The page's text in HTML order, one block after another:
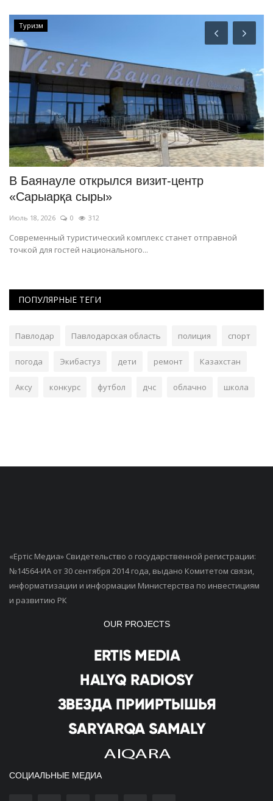
Туризм
В Баянауле открылся визит-центр
«Сарыарқа сыры»
Июль 18, 2026 0 312
Современный туристический комплекс станет отправной
точкой для гостей национального...
ПОПУЛЯРНЫЕ ТЕГИ
Павлодар Павлодарская область полиция спорт
погода Экибастуз дети ремонт Казахстан
Аксу конкурс футбол дчс облачно школа
«Ертiс Медиа» Свидетельство о государственной регистрации:
№14564-ИА от 30 сентября 2014 года, выдано Комитетом связи,
информатизации и информации Министерства по инвестициям
и развитию РК
OUR PROJECTS
СОЦИАЛЬНЫЕ МЕДИА